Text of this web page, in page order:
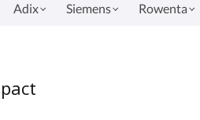
Adix Siemens Rowenta